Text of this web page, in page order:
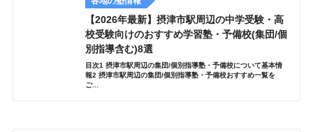
【2026年最新】摂津市駅周辺の中学受験・高
校受験向けのおすすめ学習塾・予備校(集団/個
別指導含む)8選
目次1 摂津市駅周辺の集団/個別指導塾・予備校について基本情
報2 摂津市駅周辺の集団/個別指導塾・予備校おすすめ一覧を
ご...